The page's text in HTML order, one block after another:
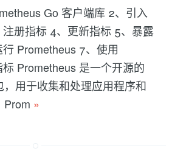
Go 客户端库 2、引入
册指标 4、更新指标 5、暴露
Prometheus 7、使用
Prometheus 是一个开源的
，用于收集和处理应用程序和
Prom »